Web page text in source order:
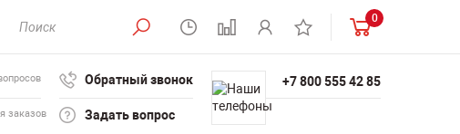
0
заказов
Обратный звонок
Задать вопрос
+7 800 555 42 85